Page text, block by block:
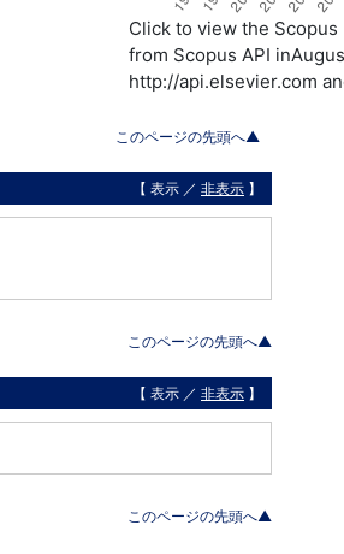
Click to view the
from Scopus API
http://api.elsevier.com
このページの先頭へ▲
【 表示 ／ 非表示 】
このページの先頭へ▲
【 表示 ／ 非表示 】
このページの先頭へ▲